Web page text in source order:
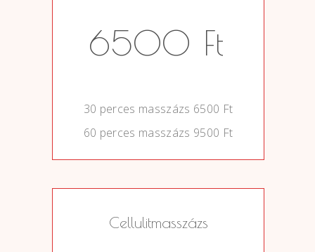
6500 Ft
30 perces masszázs 6500 Ft
60 perces masszázs 9500 Ft
Cellulitmasszázs